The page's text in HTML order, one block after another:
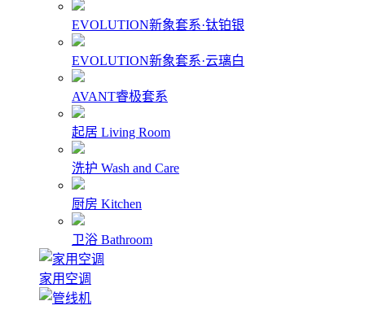
EVOLUTION新象套系·钛铂银
EVOLUTION新象套系·云璃白
AVANT睿极套系
起居 Living Room
洗护 Wash and Care
厨房 Kitchen
卫浴 Bathroom
家用空调